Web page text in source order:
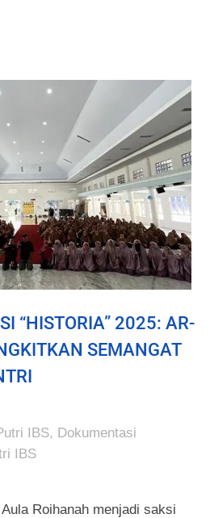
“HISTORIA” 2025: AR-
SEMANGAT
IBS, Dokumentasi
IBS
Roihanah menjadi saksi